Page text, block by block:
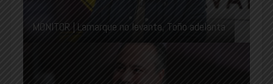
MONITOR | Lamarque no levanta, Toño adelanta